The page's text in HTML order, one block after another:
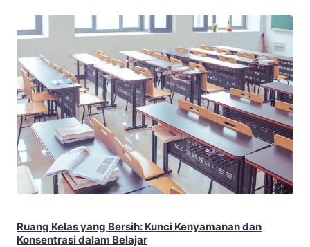
Ruang Kelas yang Bersih: Kunci Kenyamanan dan
Konsentrasi dalam Belajar